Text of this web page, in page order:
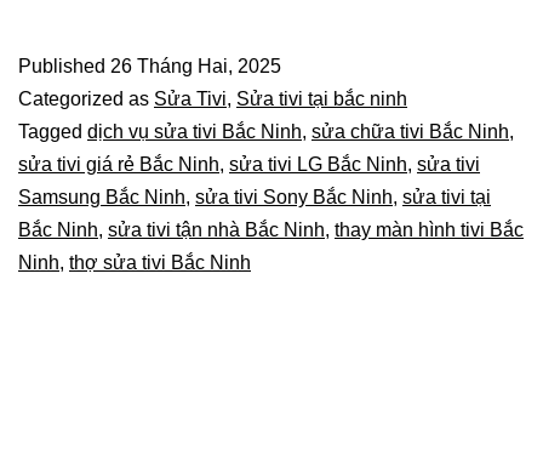
Tivi
Tại
Bắc
Ninh
–
Published 26 Tháng Hai, 2025
Categorized as Sửa Tivi, Sửa tivi tại bắc ninh
Tagged dịch vụ sửa tivi Bắc Ninh, sửa chữa tivi Bắc Ninh,
sửa tivi giá rẻ Bắc Ninh, sửa tivi LG Bắc Ninh, sửa tivi
Samsung Bắc Ninh, sửa tivi Sony Bắc Ninh, sửa tivi tại
Bắc Ninh, sửa tivi tận nhà Bắc Ninh, thay màn hình tivi Bắc
Ninh, thợ sửa tivi Bắc Ninh